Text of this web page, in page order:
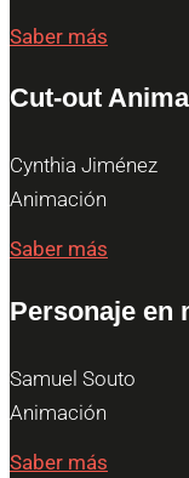
Saber más
Cut-out
Cynthia Jiménez
Animación
Saber más
Personaje en
Samuel Souto
Animación
Saber más